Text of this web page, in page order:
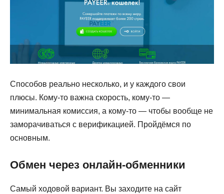
Способов реально несколько, и у каждого свои
плюсы. Кому-то важна скорость, кому-то —
минимальная комиссия, а кому-то — чтобы вообще не
заморачиваться с верификацией. Пройдёмся по
основным.
Обмен через онлайн-обменники
Самый ходовой вариант. Вы заходите на сайт